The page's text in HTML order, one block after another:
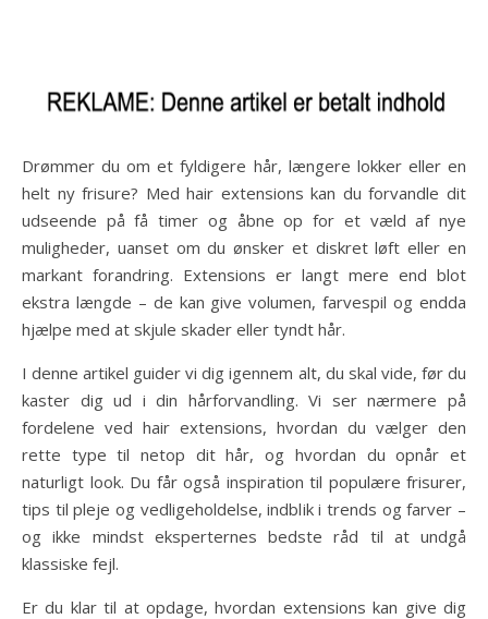
Drømmer du om et fyldigere hår, længere lokker eller en
helt ny frisure? Med hair extensions kan du forvandle dit
udseende på få timer og åbne op for et væld af nye
muligheder, uanset om du ønsker et diskret løft eller en
markant forandring. Extensions er langt mere end blot
ekstra længde – de kan give volumen, farvespil og endda
hjælpe med at skjule skader eller tyndt hår.
I denne artikel guider vi dig igennem alt, du skal vide, før du
kaster dig ud i din hårforvandling. Vi ser nærmere på
fordelene ved hair extensions, hvordan du vælger den
rette type til netop dit hår, og hvordan du opnår et
naturligt look. Du får også inspiration til populære frisurer,
tips til pleje og vedligeholdelse, indblik i trends og farver –
og ikke mindst eksperternes bedste råd til at undgå
klassiske fejl.
Er du klar til at opdage, hvordan extensions kan give dig